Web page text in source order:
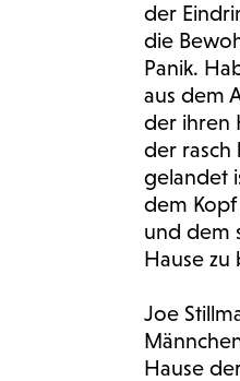
der
die
Panik.
aus dem
der ihren
der rasch
gelandet
dem
und dem
Hause zu
Joe
Hause